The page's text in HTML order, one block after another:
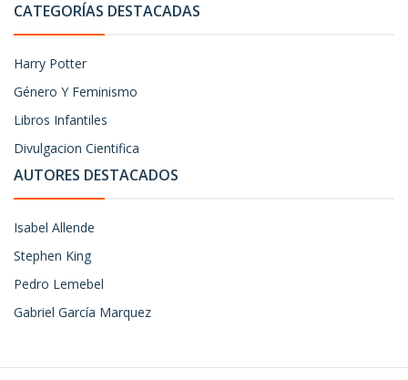
CATEGORÍAS DESTACADAS
Harry Potter
Género Y Feminismo
Libros Infantiles
Divulgacion Cientifica
AUTORES DESTACADOS
Isabel Allende
Stephen King
Pedro Lemebel
Gabriel García Marquez